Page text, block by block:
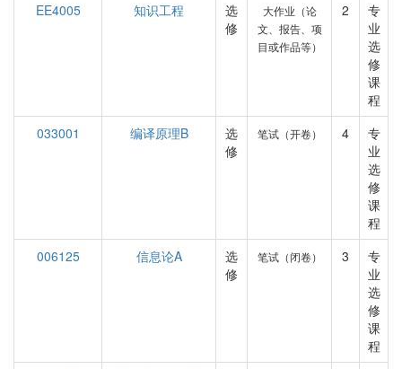
EE4005
知识工程
选
修
大作业（论
文、报告、项
目或作品等）
2
专
业
选
修
课
程
033001
编译原理B
选
修
笔试（开卷） 4
专
业
选
修
课
程
006125
信息论A
选
修
笔试（闭卷） 3
专
业
选
修
课
程